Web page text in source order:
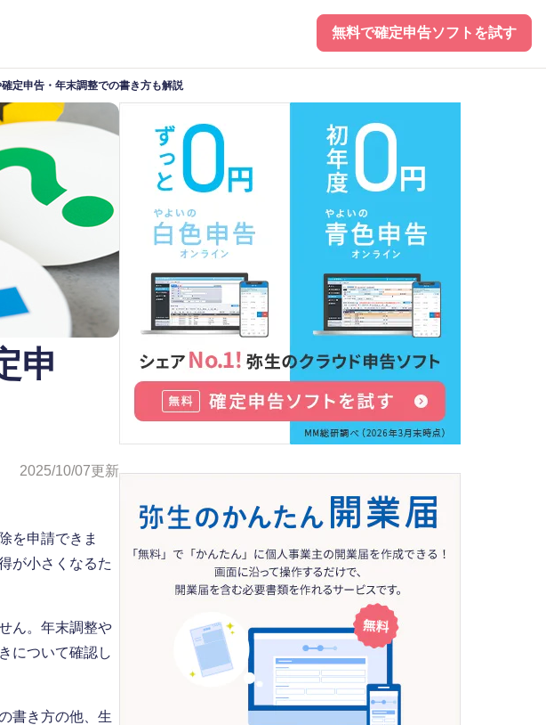
無料で確定申告ソフトを試す
定申告・年末調整での書き方も解説
申
2025/10/07更新
を申請できま
が小さくなるた
ん。年末調整や
について確認し
書き方の他、生